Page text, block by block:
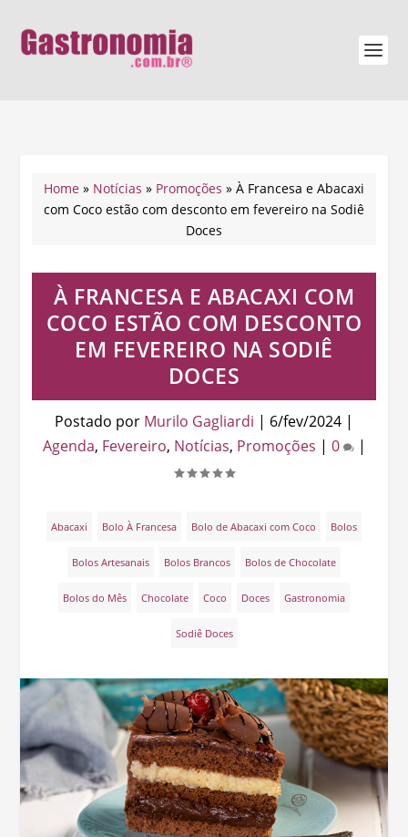
Home » Notícias » Promoções » À Francesa e Abacaxi
com Coco estão com desconto em fevereiro na Sodiê
Doces
À FRANCESA E ABACAXI COM
COCO ESTÃO COM DESCONTO
EM FEVEREIRO NA SODIÊ
DOCES
Postado por Murilo Gagliardi | 6/fev/2024 |
Agenda, Fevereiro, Notícias, Promoções | 0 |
Abacaxi Bolo À Francesa Bolo de Abacaxi com Coco Bolos
Bolos Artesanais Bolos Brancos Bolos de Chocolate
Bolos do Mês Chocolate Coco Doces Gastronomia
Sodiê Doces